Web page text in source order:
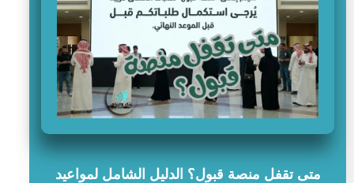
متى تقفل منصة قبول؟ الدليل الشامل لمواعيد